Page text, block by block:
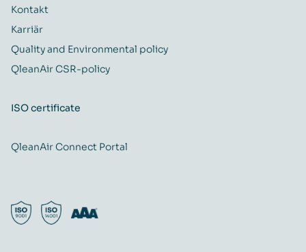
Kontakt
Karriär
Quality and Environmental policy
QleanAir CSR-policy
ISO certificate
QleanAir Connect Portal